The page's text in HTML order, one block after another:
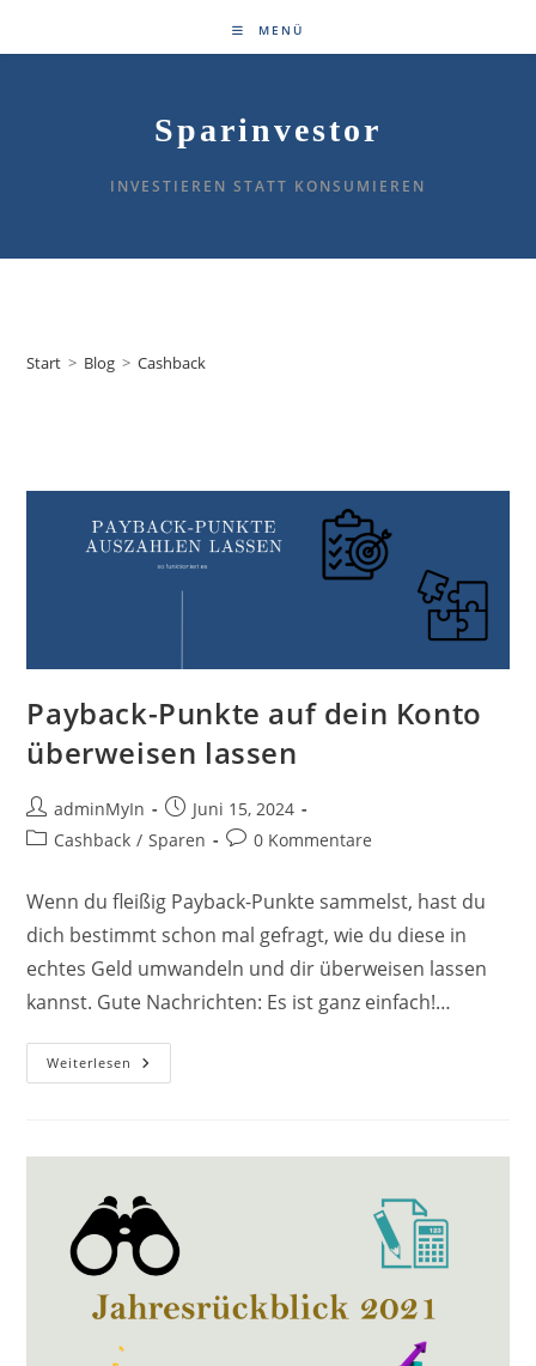
MENÜ
Sparinvestor
INVESTIEREN STATT KONSUMIEREN
Start > Blog > Cashback
Payback-Punkte auf dein Konto
überweisen lassen
Beitrags-
Autor:
adminMyIn
Beitrag
veröffentlicht:
Juni 15, 2024
Beitrags-
Cashback / Sparen
Beitrags-
0 Kommentare
Wenn du fleißig Payback-Punkte sammelst, hast du
dich bestimmt schon mal gefragt, wie du diese in
echtes Geld umwandeln und dir überweisen lassen
kannst. Gute Nachrichten: Es ist ganz einfach!…
Weiterlesen Payback-
Punkte
Lassen